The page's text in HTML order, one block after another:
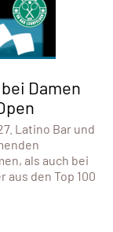
Damen
Latino Bar und
als auch bei
aus den Top 100